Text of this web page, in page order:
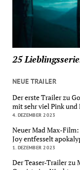
25
NEUE TRAILER
Der erste Trailer zu
mit sehr viel Pink und
4. DEZEMBER 2023
Neuer Mad Max-
Joy entfesselt
1. DEZEMBER 2023
Der Teaser-Trailer zu